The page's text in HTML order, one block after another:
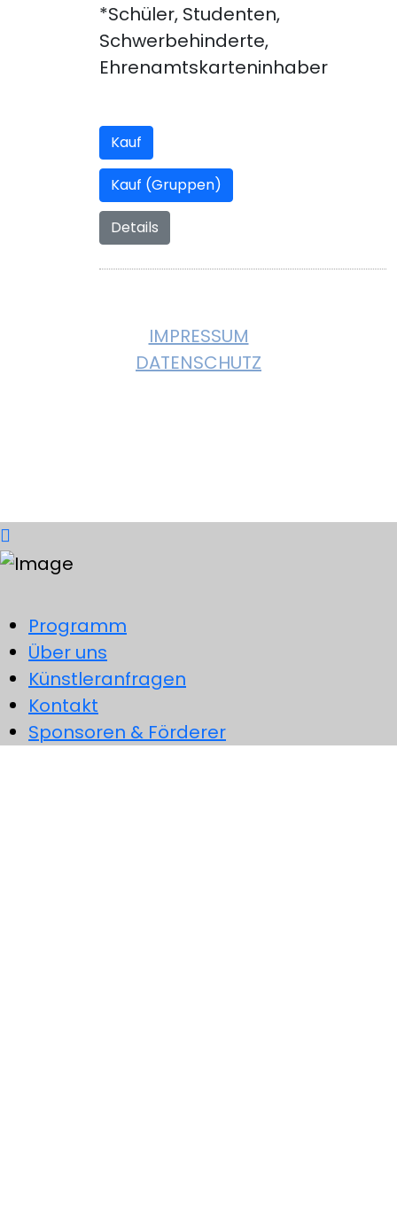
*Schüler, Studenten,
Schwerbehinderte,
Ehrenamtskarteninhaber
Kauf
Kauf (Gruppen)
Details
IMPRESSUM
DATENSCHUTZ
Programm
Über uns
Künstleranfragen
Kontakt
Sponsoren & Förderer